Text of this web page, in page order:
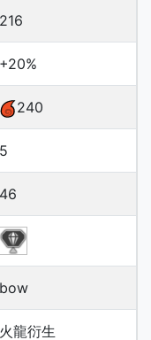
216
+20%
240
5
46
bow
火龍衍生